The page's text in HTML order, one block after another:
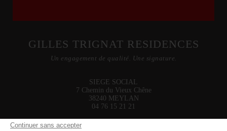
GILLES TRIGNAT RESIDENCES
Un engagement de qualité. Une signature.
SIEGE SOCIAL
7 Chemin du Vieux Chêne
38240 MEYLAN
04 76 15 21 21
Continuer sans accepter